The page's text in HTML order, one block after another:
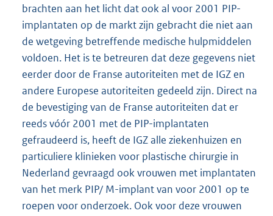
brachten aan het licht dat ook al voor 2001 PIP-
implantaten op de markt zijn gebracht die niet aan
de wetgeving betreffende medische hulpmiddelen
voldoen. Het is te betreuren dat deze gegevens niet
eerder door de Franse autoriteiten met de IGZ en
andere Europese autoriteiten gedeeld zijn. Direct na
de bevestiging van de Franse autoriteiten dat er
reeds vóór 2001 met de PIP-implantaten
gefraudeerd is, heeft de IGZ alle ziekenhuizen en
particuliere klinieken voor plastische chirurgie in
Nederland gevraagd ook vrouwen met implantaten
van het merk PIP/ M-implant van voor 2001 op te
roepen voor onderzoek. Ook voor deze vrouwen